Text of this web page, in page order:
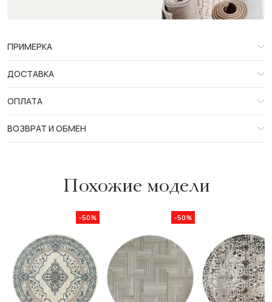
ПРИМЕРКА
ДОСТАВКА
ОПЛАТА
ВОЗВРАТ И ОБМЕН
Похожие модели
-50% -50%